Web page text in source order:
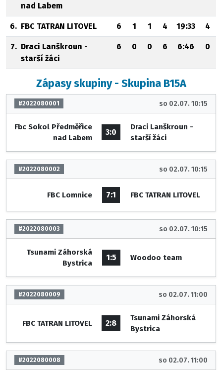
nad Labem
6. FBC TATRAN LITOVEL 6 1 1 4 19:33 4
7. Draci Lanškroun -
starší žáci
6 0 0 6 6:46 0
Zápasy skupiny - Skupina B15A
#2022080001 so 02.07. 10:15
Fbc Sokol Předměřice
nad Labem
3:0
Draci Lanškroun -
starší žáci
#2022080002 so 02.07. 10:15
FBC Lomnice 7:1 FBC TATRAN LITOVEL
#2022080003 so 02.07. 10:15
Tsunami Záhorská
Bystrica
1:5 Woodoo team
#2022080009 so 02.07. 11:00
FBC TATRAN LITOVEL 2:8
Tsunami Záhorská
Bystrica
#2022080008 so 02.07. 11:00